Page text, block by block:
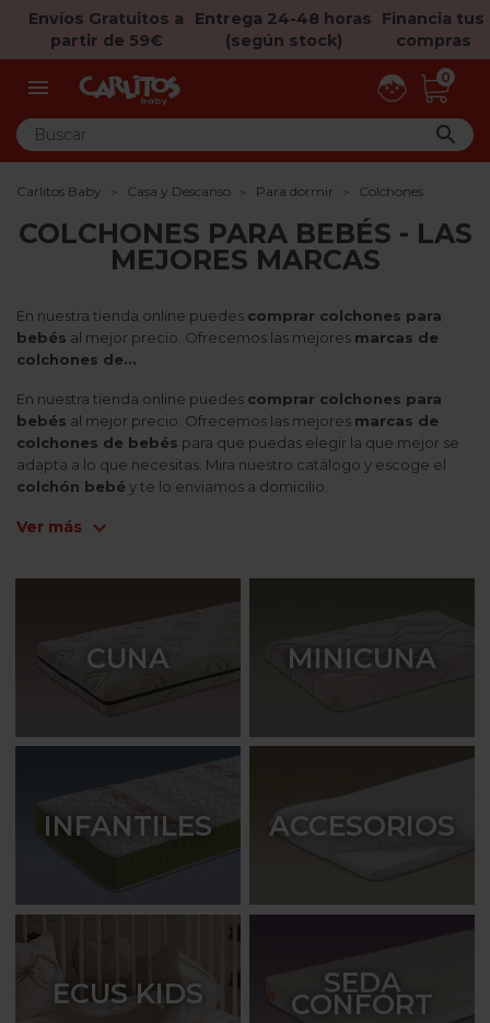
Envíos Gratuitos a
partir de 59€
Entrega 24-48 horas
(según stock)
Financia tus
compras
 0

Carlitos Baby Casa y Descanso Para dormir Colchones
COLCHONES PARA BEBÉS - LAS
MEJORES MARCAS
En nuestra tienda online puedes comprar colchones para
bebés al mejor precio. Ofrecemos las mejores marcas de
colchones de...
En nuestra tienda online puedes comprar colchones para
bebés al mejor precio. Ofrecemos las mejores marcas de
colchones de bebés para que puedas elegir la que mejor se
adapta a lo que necesitas. Mira nuestro catálogo y escoge el
colchón bebé y te lo enviamos a domicilio.
Ver más expand_more
CUNA MINICUNA
INFANTILES ACCESORIOS
ECUS KIDS SEDA
CONFORT